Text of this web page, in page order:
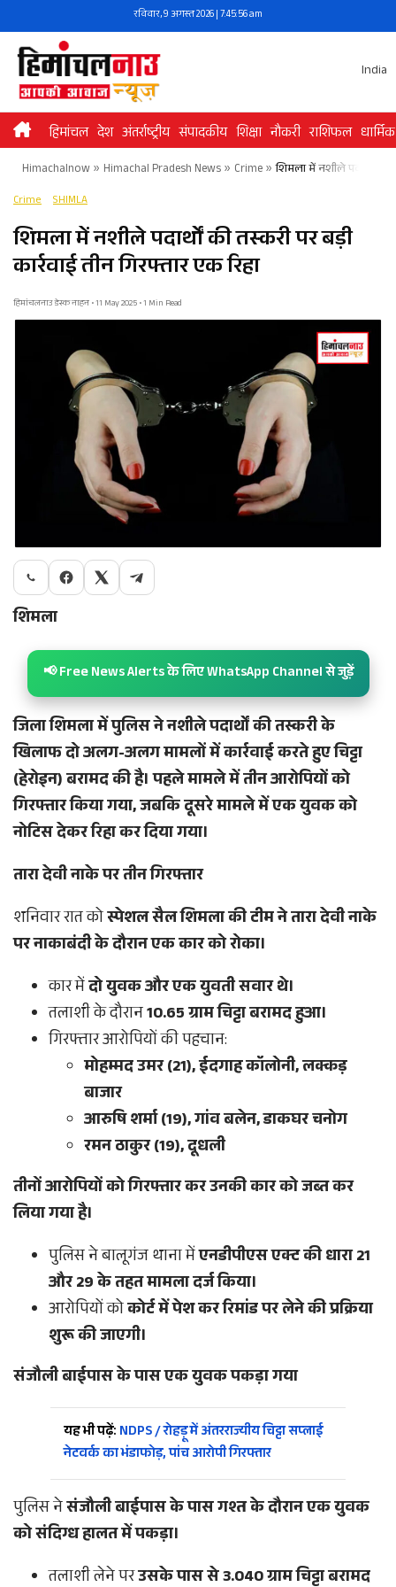
to
content
रविवार, 9 अगस्त 2026 | 7:45:56 am
India
हिमांचल देश अंतर्राष्ट्रीय संपादकीय शिक्षा नौकरी राशिफल धार्मिक
Himachalnow» Himachal Pradesh News» Crime» शिमला में नशीले पदार्थों की
Crime SHIMLA
शिमला में नशीले पदार्थों की तस्करी पर बड़ी
कार्रवाई तीन गिरफ्तार एक रिहा
हिमांचलनाउ डेस्क नाहन • 11 May 2025 • 1 Min Read
शिमला
📢 Free News Alerts के लिए WhatsApp Channel से जुड़ें
जिला शिमला में पुलिस ने नशीले पदार्थों की तस्करी के
खिलाफ दो अलग-अलग मामलों में कार्रवाई करते हुए चिट्टा
(हेरोइन) बरामद की है। पहले मामले में तीन आरोपियों को
गिरफ्तार किया गया, जबकि दूसरे मामले में एक युवक को
नोटिस देकर रिहा कर दिया गया।
तारा देवी नाके पर तीन गिरफ्तार
शनिवार रात कोस्पेशल सैल शिमला की टीम ने तारा देवी नाके
पर नाकाबंदी के दौरान एक कार को रोका।
कार मेंदो युवक और एक युवती सवार थे।
तलाशी के दौरान10.65 ग्राम चिट्टा बरामद हुआ।
गिरफ्तार आरोपियों की पहचान:
मोहम्मद उमर (21), ईदगाह कॉलोनी, लक्कड़
बाजार
आरुषि शर्मा (19), गांव बलेन, डाकघर चनोग
रमन ठाकुर (19), दूधली
तीनों आरोपियों को गिरफ्तार कर उनकी कार को जब्त कर
लिया गया है।
पुलिस ने बालूगंज थाना मेंएनडीपीएस एक्ट की धारा 21
और 29 के तहत मामला दर्ज किया।
आरोपियों कोकोर्ट में पेश कर रिमांड पर लेने की प्रक्रिया
शुरू की जाएगी।
संजौली बाईपास के पास एक युवक पकड़ा गया
यह भी पढ़ें: NDPS / रोहड़ू में अंतरराज्यीय चिट्टा सप्लाई
नेटवर्क का भंडाफोड़, पांच आरोपी गिरफ्तार
पुलिस नेसंजौली बाईपास के पास गश्त के दौरान एक युवक
को संदिग्ध हालत में पकड़ा।
तलाशी लेने परउसके पास से 3.040 ग्राम चिट्टा बरामद